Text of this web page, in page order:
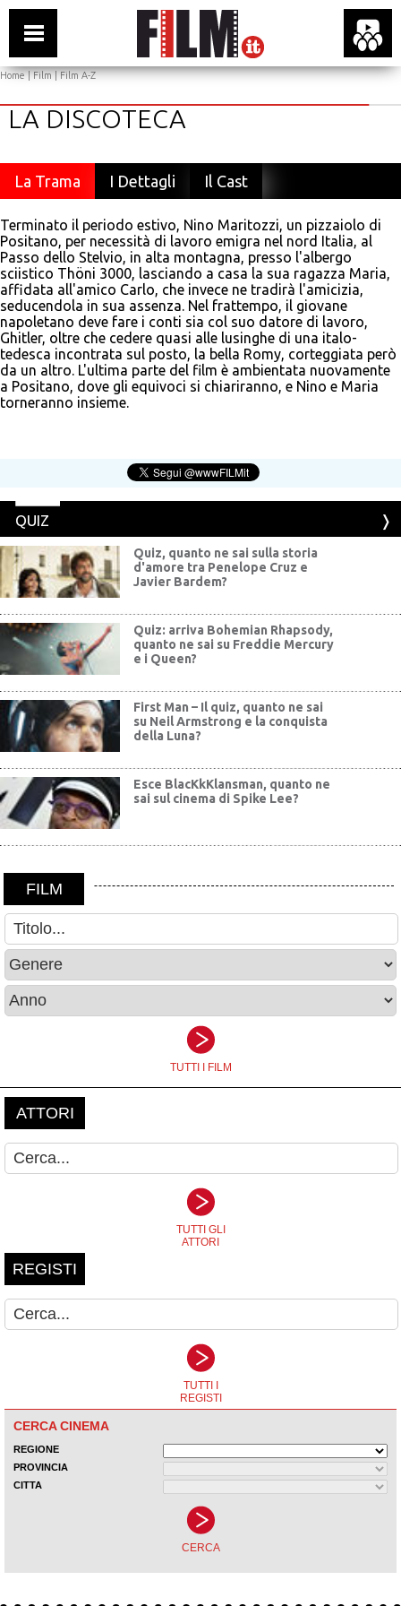
Home|Film|Film A-Z
LA DISCOTECA
La Trama I Dettagli Il Cast
Terminato il periodo estivo, Nino Maritozzi, un pizzaiolo di
Positano, per necessità di lavoro emigra nel nord Italia, al
Passo dello Stelvio, in alta montagna, presso l'albergo
sciistico Thöni 3000, lasciando a casa la sua ragazza Maria,
affidata all'amico Carlo, che invece ne tradirà l'amicizia,
seducendola in sua assenza. Nel frattempo, il giovane
napoletano deve fare i conti sia col suo datore di lavoro,
Ghitler, oltre che cedere quasi alle lusinghe di una italo-
tedesca incontrata sul posto, la bella Romy, corteggiata però
da un altro. L'ultima parte del film è ambientata nuovamente
a Positano, dove gli equivoci si chiariranno, e Nino e Maria
torneranno insieme.
QUIZ
Quiz, quanto ne sai sulla storia
d'amore tra Penelope Cruz e
Javier Bardem?
Quiz: arriva Bohemian Rhapsody,
quanto ne sai su Freddie Mercury
e i Queen?
First Man – Il quiz, quanto ne sai
su Neil Armstrong e la conquista
della Luna?
Esce BlacKkKlansman, quanto ne
sai sul cinema di Spike Lee?